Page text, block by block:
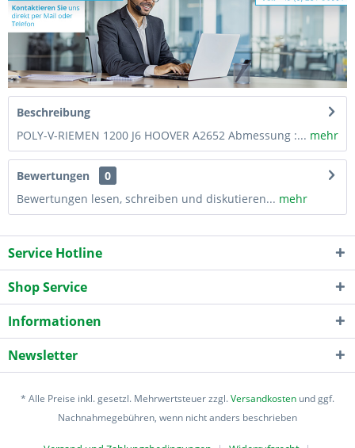
Beschreibung
POLY-V-RIEMEN 1200 J6 HOOVER A2652 Abmessung :... mehr
Bewertungen
0
Bewertungen lesen, schreiben und diskutieren... mehr
Service Hotline
Shop Service
Informationen
Newsletter
* Alle Preise inkl. gesetzl. Mehrwertsteuer zzgl.Versandkosten und ggf.
Nachnahmegebühren, wenn nicht anders beschrieben